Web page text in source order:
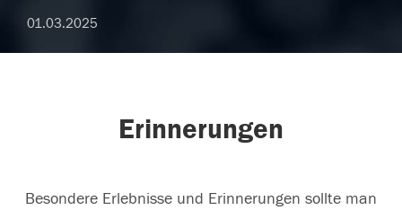
01.03.2025
Erinnerungen
Besondere Erlebnisse und Erinnerungen sollte man